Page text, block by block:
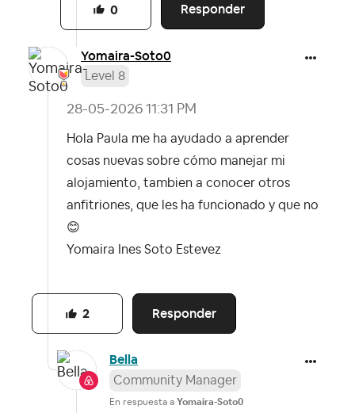
Responder
0
Yomaira-Soto0
Level 8
‎28-05-2026 11:31 PM
Hola Paula me ha ayudado a aprender
cosas nuevas sobre cómo manejar mi
alojamiento, tambien a conocer otros
anfitriones, que les ha funcionado y que no
😊
Yomaira Ines Soto Estevez
Responder
2
Bella
Community Manager
En respuesta a Yomaira-Soto0